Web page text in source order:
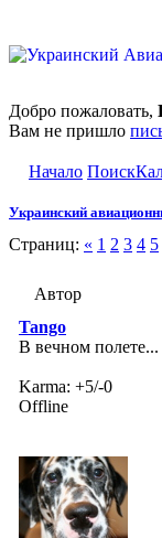
Добро пожаловать,
Вам не пришло
Начало Поиск
Украинский
Страниц: « 1 2 3 4 5
Автор
Tango
В вечном полете...
Karma: +5/-0
Offline